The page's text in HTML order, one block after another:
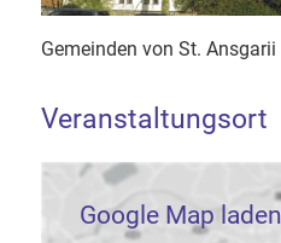
Gemeinden von St.
Veranstaltungsort
Google Map laden